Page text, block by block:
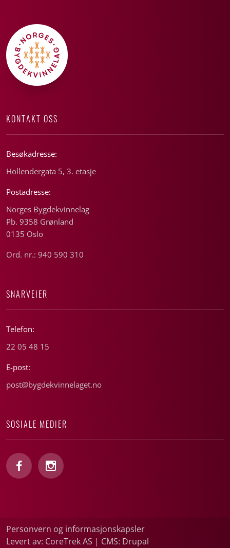
KONTAKT OSS
Besøkadresse:
Hollendergata 5, 3. etasje
Postadresse:
Norges Bygdekvinnelag
Pb. 9358 Grønland
0135 Oslo
Ord. nr.: 940 590 310
SNARVEIER
Telefon:
22 05 48 15
E-post:
post@bygdekvinnelaget.no
SOSIALE MEDIER
Personvern og informasjonskapsler
Levert av: CoreTrek AS | CMS: Drupal